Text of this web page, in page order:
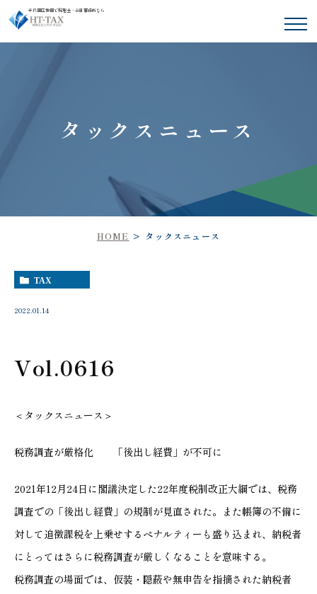
千代田区神田で税理士・会計事務所なら
タックスニュース
HOME タックスニュース
TAX
2022.01.14
Vol.0616
＜タックスニュース＞
税務調査が厳格化 「後出し経費」が不可に
2021年12月24日に閣議決定した22年度税制改正大綱では、税務
調査での「後出し経費」の規制が見直された。また帳簿の不備に
対して追徴課税を上乗せするペナルティーも盛り込まれ、納税者
にとってはさらに税務調査が厳しくなることを意味する。
税務調査の場面では、仮装・隠蔽や無申告を指摘された納税者